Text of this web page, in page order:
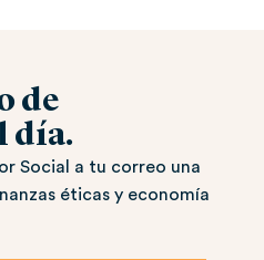
de
día.
Social a tu correo una
éticas y economía